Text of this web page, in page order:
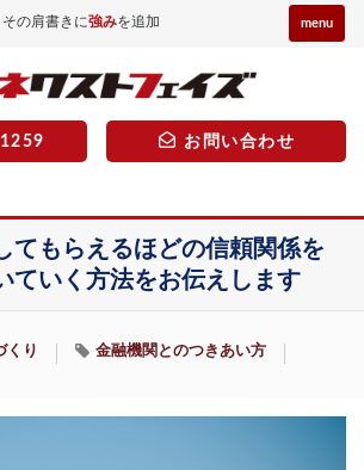
の肩書きに強みを追加 menu
お問い合わせ
てもらえるほどの信頼関係を
ていく方法をお伝えします
くり
金融機関とのつきあい方